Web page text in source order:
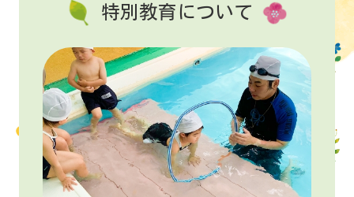
特別教育について